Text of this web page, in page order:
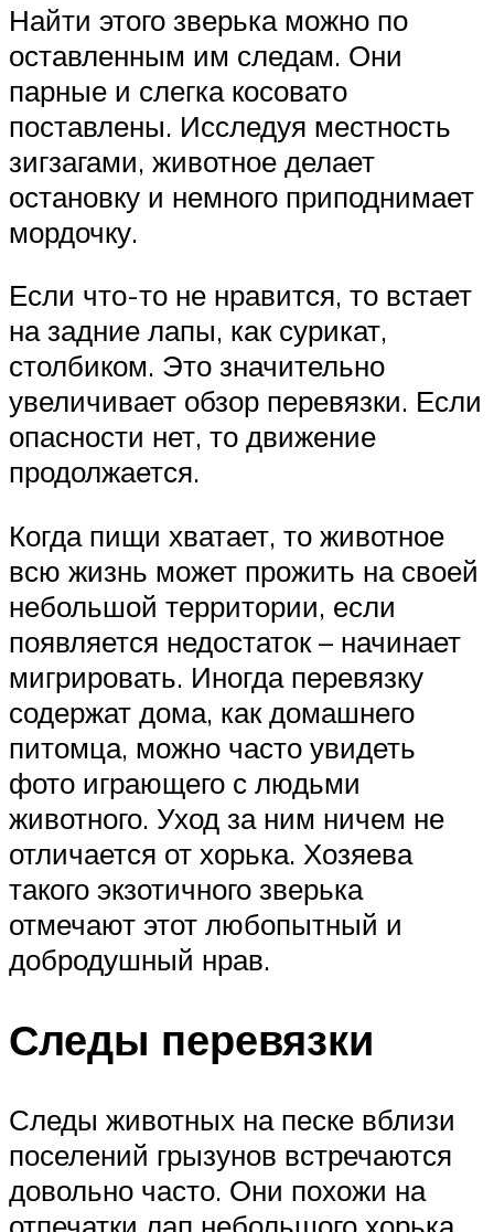
Найти этого зверька можно по
оставленным им следам. Они
парные и слегка косовато
поставлены. Исследуя местность
зигзагами, животное делает
остановку и немного приподнимает
мордочку.
Если что-то не нравится, то встает
на задние лапы, как сурикат,
столбиком. Это значительно
увеличивает обзор перевязки. Если
опасности нет, то движение
продолжается.
Когда пищи хватает, то животное
всю жизнь может прожить на своей
небольшой территории, если
появляется недостаток – начинает
мигрировать. Иногда перевязку
содержат дома, как домашнего
питомца, можно часто увидеть
фото играющего с людьми
животного. Уход за ним ничем не
отличается от хорька. Хозяева
такого экзотичного зверька
отмечают этот любопытный и
добродушный нрав.
Следы перевязки
Следы животных на песке вблизи
поселений грызунов встречаются
довольно часто. Они похожи на